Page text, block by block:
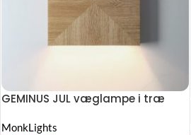
GEMINUS JUL væglampe i træ
MonkLights